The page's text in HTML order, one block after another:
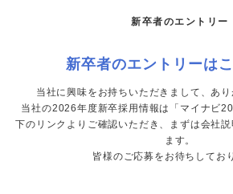
新卒者のエントリー
新卒者のエントリーは
当社に興味をお持ちいただきまして、あり
当社の2026年度新卒採用情報は「マイナビ
下のリンクよりご確認いただき、まずは会社
ます。
皆様のご応募をお待ちしてお